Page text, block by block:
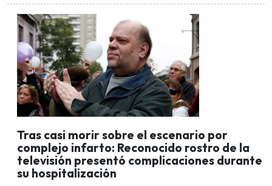
Tras casi morir sobre el escenario por
complejo infarto: Reconocido rostro de la
televisión presentó complicaciones durante
su hospitalización